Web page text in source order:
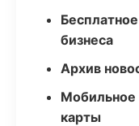
бизнеса
Архив
Мобильное
карты